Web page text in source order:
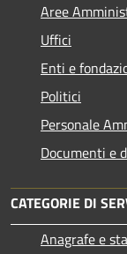
Aree
Uffici
Enti e
Politici
Personale
Documenti e
CATEGORIE DI
Anagrafe e